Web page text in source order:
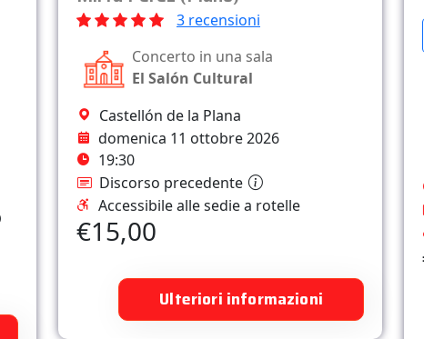
3 recensioni
Concerto in una sala
El Salón Cultural
Castellón de la Plana
domenica 11 ottobre 2026
19:30
Discorso precedente
Accessibile alle sedie a rotelle
€15,00
Ulteriori informazioni